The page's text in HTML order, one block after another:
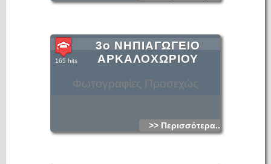
Φωτογραφίες Προσεχώς
3ο ΝΗΠΙΑΓΩΓΕΙΟ
ΑΡΚΑΛΟΧΩΡΙΟΥ
165 hits
>> Περισσότερα...